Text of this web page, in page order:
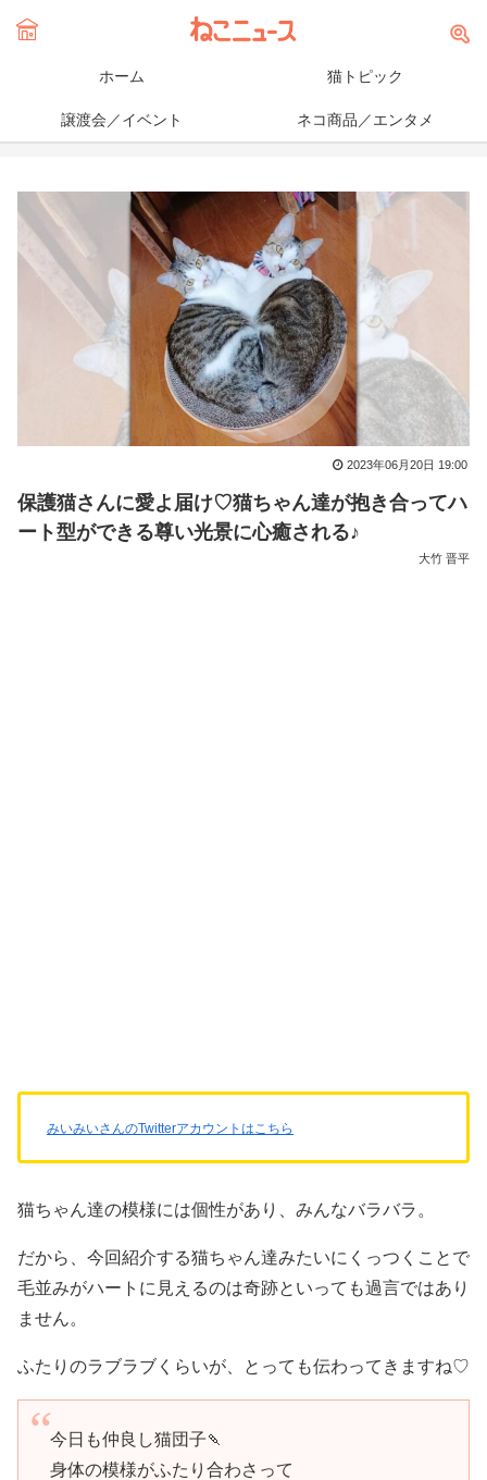
ホーム 猫トピック
譲渡会／イベント ネコ商品／エンタメ
保護猫さんに愛よ届け♡猫ちゃん達が抱き合ってハ
ート型ができる尊い光景に心癒される♪
2023年06月20日 19:00
大竹 晋平
みいみいさんのTwitterアカウントはこちら
猫ちゃん達の模様には個性があり、みんなバラバラ。
だから、今回紹介する猫ちゃん達みたいにくっつくことで
毛並みがハートに見えるのは奇跡といっても過言ではあり
ません。
ふたりのラブラブくらいが、とっても伝わってきますね♡
今日も仲良し猫団子🍡
身体の模様がふたり合わさって